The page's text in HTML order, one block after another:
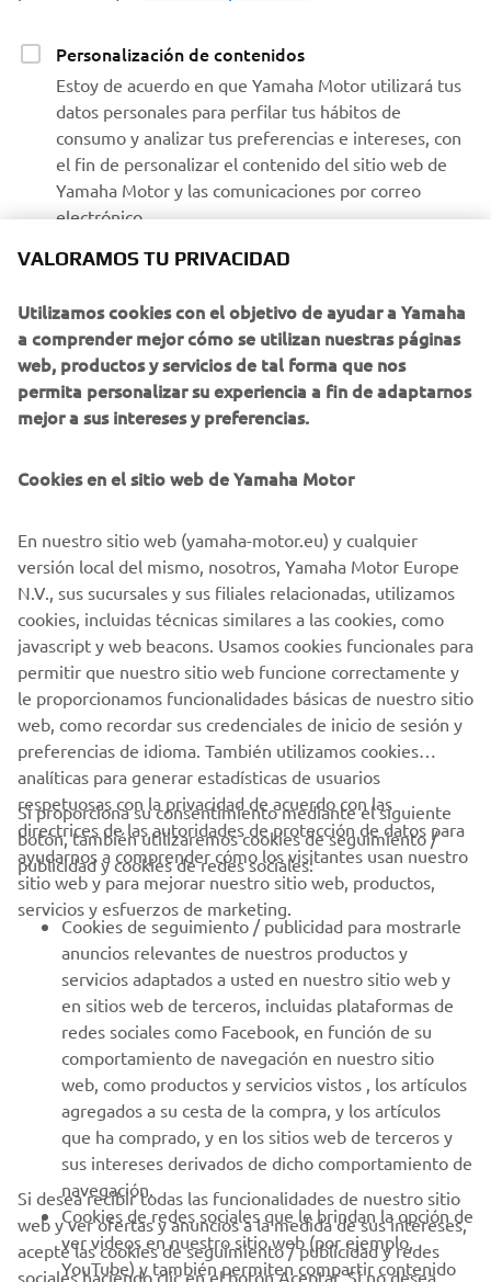
Personalización de contenidos
Estoy de acuerdo en que Yamaha Motor utilizará tus
datos personales para perfilar tus hábitos de
consumo y analizar tus preferencias e intereses, con
el fin de personalizar el contenido del sitio web de
Yamaha Motor y las comunicaciones por correo
electrónico.
Estoy de acuerdo en que se procesarán tus datos para
fines de marketing directo, incluyendo el envío de
información sobre productos y servicios, la
elaboración del perfil del cliente (por ejemplo, a
través del análisis de datos) y para brindarte atención
marketing y quiere retirarlos, puede hacerlo a través de su
perfil MyYamaha
Al continuar, confirmas que has leído la política de
privacidad.
SOLICITA UNA PRUEBA DE PRODUCTO
CORPORATIVO
PROFESIONALES
MÁS YAMAHA
AYUDA
BOLETÍN DE NOTICIAS
Sé el primero en enterarte de las últimas ofertas, eventos
especiales, novedades
VALORAMOS TU PRIVACIDAD
Utilizamos cookies con el objetivo de ayudar a Yamaha
a comprender mejor cómo se utilizan nuestras páginas
web, productos y servicios de tal forma que nos
permita personalizar su experiencia a fin de adaptarnos
mejor a sus intereses y preferencias.
Cookies en el sitio web de Yamaha Motor
En nuestro sitio web (yamaha-motor.eu) y cualquier
versión local del mismo, nosotros, Yamaha Motor Europe
N.V., sus sucursales y sus filiales relacionadas, utilizamos
cookies, incluidas técnicas similares a las cookies, como
javascript y web beacons. Usamos cookies funcionales para
permitir que nuestro sitio web funcione correctamente y
le proporcionamos funcionalidades básicas de nuestro sitio
web, como recordar sus credenciales de inicio de sesión y
preferencias de idioma. También utilizamos cookies
analíticas para generar estadísticas de usuarios
respetuosas con la privacidad de acuerdo con las
directrices de las autoridades de protección de datos para
ayudarnos a comprender cómo los visitantes usan nuestro
sitio web y para mejorar nuestro sitio web, productos,
servicios y esfuerzos de marketing.
Si proporciona su consentimiento mediante el siguiente
botón, también utilizaremos cookies de seguimiento /
publicidad y cookies de redes sociales:
Cookies de seguimiento / publicidad para mostrarle
anuncios relevantes de nuestros productos y
servicios adaptados a usted en nuestro sitio web y
en sitios web de terceros, incluidas plataformas de
redes sociales como Facebook, en función de su
comportamiento de navegación en nuestro sitio
web, como productos y servicios vistos , los artículos
agregados a su cesta de la compra, y los artículos
que ha comprado, y en los sitios web de terceros y
sus intereses derivados de dicho comportamiento de
navegación.
Cookies de redes sociales que le brindan la opción de
ver videos en nuestro sitio web (por ejemplo,
YouTube) y también permiten compartir contenido
Si desea recibir todas las funcionalidades de nuestro sitio
web y ver ofertas y anuncios a la medida de sus intereses,
acepte las cookies de seguimiento / publicidad y redes
sociales haciendo clic en el botón Aceptar. Si no desea